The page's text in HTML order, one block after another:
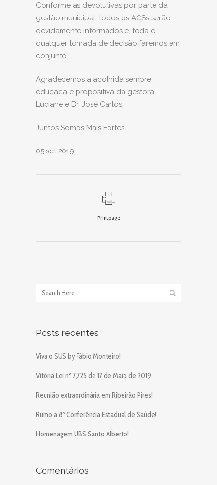
Conforme as devolutivas por parte da
gestão municipal, todos os ACSs serão
devidamente informados e, toda e
qualquer tomada de decisão faremos em
conjunto.
Agradecemos a acolhida sempre
educada e propositiva da gestora
Luciane e Dr. José Carlos.
Juntos Somos Mais Fortes….
05 set 2019
Print page
Posts recentes
Viva o SUS by Fábio Monteiro!
Vitória Lei nº 7,725 de 17 de Maio de 2019.
Reunião extraordinária em Ribeirão Pires!
Rumo a 8º Conferência Estadual de Saúde!
Homenagem UBS Santo Alberto!
Comentários